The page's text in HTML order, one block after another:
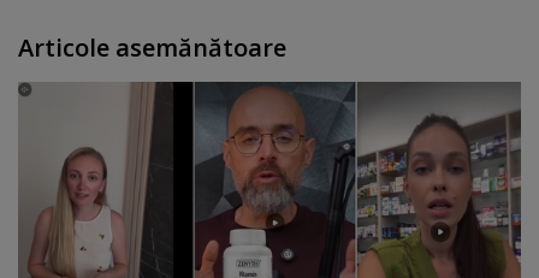
Articole asemănătoare